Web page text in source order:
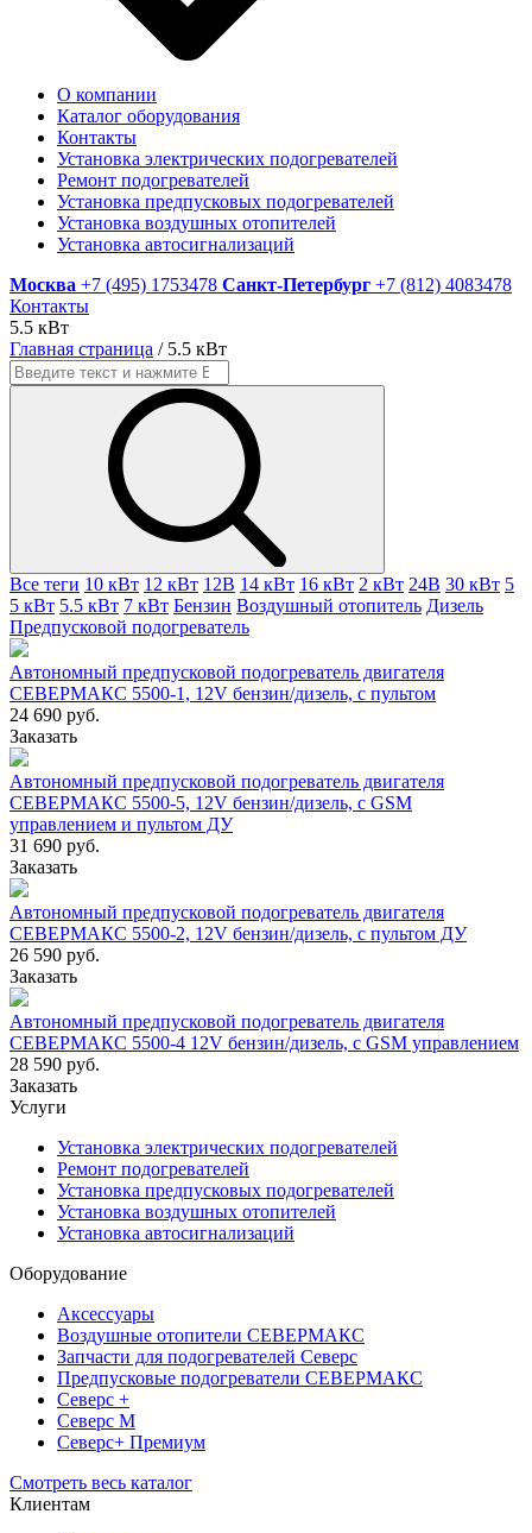
О компании
Каталог оборудования
Контакты
Установка электрических подогревателей
Ремонт подогревателей
Установка предпусковых подогревателей
Установка воздушных отопителей
Установка автосигнализаций
Москва +7 (495) 1753478 Санкт-Петербург +7 (812) 4083478
Контакты
5.5 кВт
Главная страница / 5.5 кВт
Все теги 10 кВт 12 кВт 12В 14 кВт 16 кВт 2 кВт 24В 30 кВт 5
5 кВт 5.5 кВт 7 кВт Бензин Воздушный отопитель Дизель
Предпусковой подогреватель
Автономный предпусковой подогреватель двигателя
СЕВЕРМАКС 5500-1, 12V бензин/дизель, с пультом
24 690 руб.
Заказать
Автономный предпусковой подогреватель двигателя
СЕВЕРМАКС 5500-5, 12V бензин/дизель, с GSM
управлением и пультом ДУ
31 690 руб.
Заказать
Автономный предпусковой подогреватель двигателя
СЕВЕРМАКС 5500-2, 12V бензин/дизель, с пультом ДУ
26 590 руб.
Заказать
Автономный предпусковой подогреватель двигателя
СЕВЕРМАКС 5500-4 12V бензин/дизель, с GSM управлением
28 590 руб.
Заказать
Услуги
Установка электрических подогревателей
Ремонт подогревателей
Установка предпусковых подогревателей
Установка воздушных отопителей
Установка автосигнализаций
Оборудование
Аксессуары
Воздушные отопители СЕВЕРМАКС
Запчасти для подогревателей Северс
Предпусковые подогреватели СЕВЕРМАКС
Северс +
Северс М
Северс+ Премиум
Смотреть весь каталог
Клиентам